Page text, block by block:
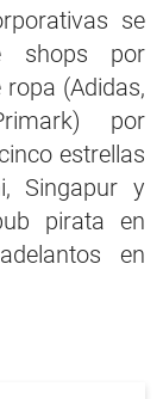
se
shops por
(Adidas,
por
estrellas
Singapur y
pirata en
en